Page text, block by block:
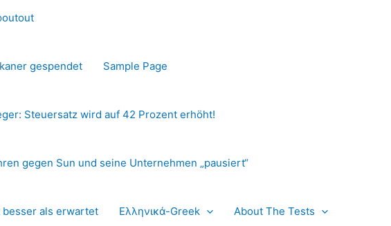
gespendet Sample Page
Steuersatz wird auf 42 Prozent erhöht!
gegen Sun und seine Unternehmen „pausiert“
besser als erwartet Ελληνικά-Greek About The Tests